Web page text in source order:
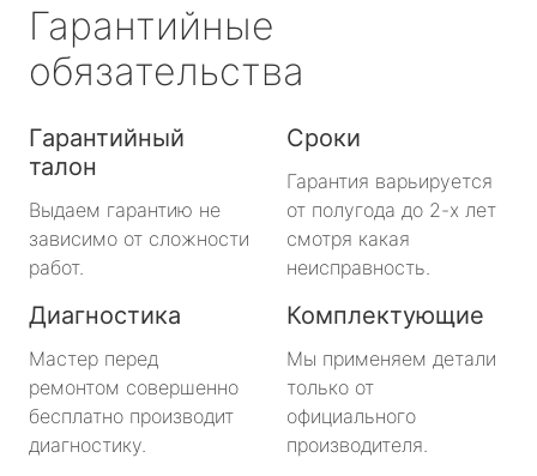
Гарантийные
обязательства
Гарантийный
талон
Выдаем гарантию не
зависимо от сложности
работ.
Сроки
Гарантия варьируется
от полугода до 2-х лет
смотря какая
неисправность.
Диагностика
Мастер перед
ремонтом совершенно
бесплатно производит
диагностику.
Комплектующие
Мы применяем детали
только от
официального
производителя.